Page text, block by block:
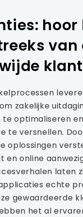
hoor
van
zakelijke
te optimaliseren
te versnellen.
oplossingen
en online
laten
echte
gewaardeerde
het al